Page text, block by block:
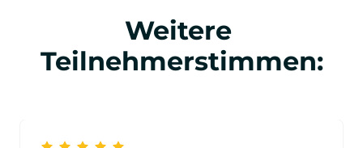
Weitere
Teilnehmerstimmen: